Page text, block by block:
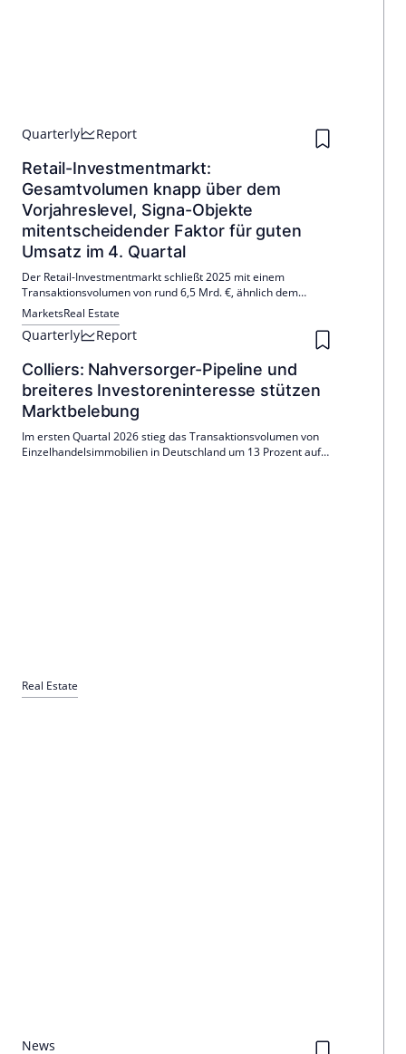
Quarterly Report
Retail-Investmentmarkt:
Gesamtvolumen knapp über dem
Vorjahreslevel, Signa-Objekte
mitentscheidender Faktor für guten
Umsatz im 4. Quartal
Der Retail-Investmentmarkt schließt 2025 mit einem
Transaktionsvolumen von rund 6,5 Mrd. €, ähnlich dem
Vorjahr ab. Großvolumige Signa-Objekte trugen maßgeblich
zum Umsatz im vierten Quartal bei. Fachmarkt- und Food-
Investments bleiben auch für 2026 im Fokus.
MarketsReal Estate
Quarterly Report
Colliers: Nahversorger-Pipeline und
breiteres Investoreninteresse stützen
Marktbelebung
Im ersten Quartal 2026 stieg das Transaktionsvolumen von
Einzelhandelsimmobilien in Deutschland um 13 Prozent auf
Real Estate
News